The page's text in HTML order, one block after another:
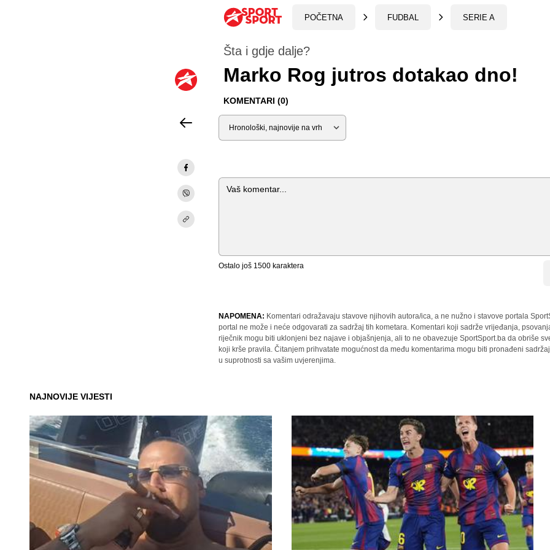
POČETNA FUDBAL SERIE A
Šta i gdje dalje?
Marko Rog jutros dotakao dno!
KOMENTARI (0)
Sortiraj
Komentar
Ostalo još 1500 karaktera
NAPOMENA: Komentari odražavaju stavove njihovih autora/ica, a ne nužno i stavove portala
portal ne može i neće odgovarati za sadržaj tih kometara. Komentari koji sadrže vrijeđanja,
riječnik mogu biti uklonjeni bez najave i objašnjenja, ali to ne obavezuje SportSport.ba da obriše
koji krše pravila. Čitanjem prihvatate mogućnost da među komentarima mogu biti pronađeni
u suprotnosti sa vašim uvjerenjima.
NAJNOVIJE VIJESTI